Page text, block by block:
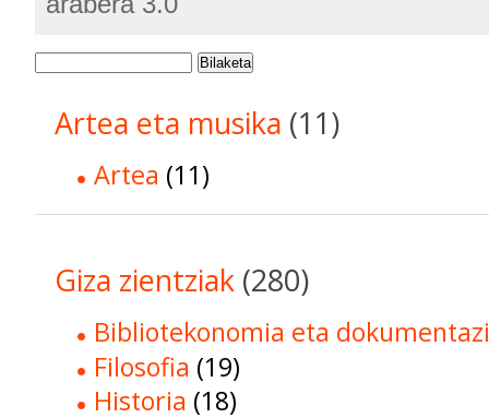
Bilaketa
Artea eta musika (11)
Artea (11)
Giza zientziak (280)
Bibliotekonomia eta
Filosofia (19)
Historia (18)